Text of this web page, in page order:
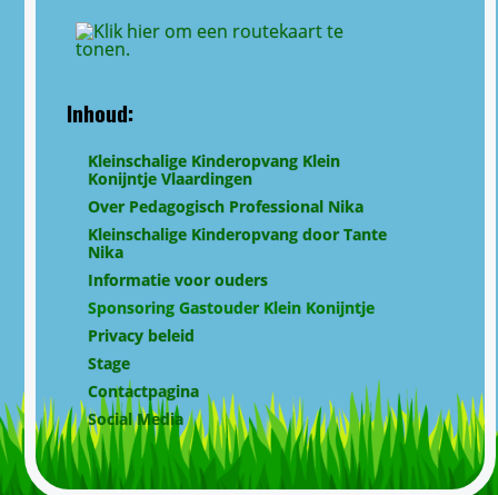
Inhoud:
Kleinschalige Kinderopvang Klein
Konijntje Vlaardingen
Over Pedagogisch Professional Nika
Kleinschalige Kinderopvang door Tante
Nika
Informatie voor ouders
Sponsoring Gastouder Klein Konijntje
Privacy beleid
Stage
Contactpagina
Social Media